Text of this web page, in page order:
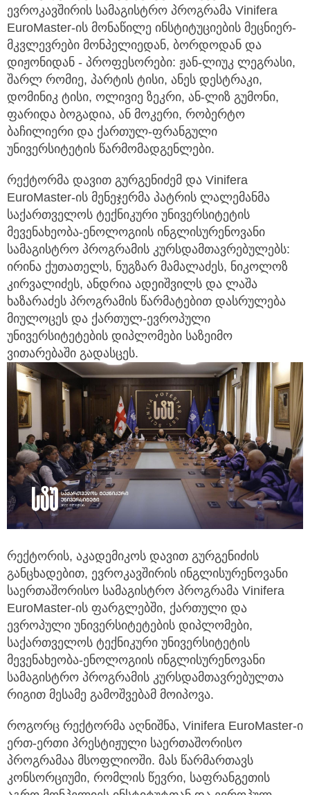
ევროკავშირის სამაგისტრო პროგრამა Vinifera
EuroMaster-ის მონაწილე ინსტიტუციების მეცნიერ-
მკვლევრები მონპელიედან, ბორდოდან და
დიჟონიდან - პროფესორები: ჟან-ლიუკ ლეგრასი,
შარლ რომიე, პარტის ტისი, ანეს დესტრაკი,
დომინიკ ტისი, ოლივიე ზეკრი, ან-ლიზ გუმონი,
ფარიდა ბოგადია, ან მოკერი, რობერტო
ბაჩილიერი და ქართულ-ფრანგული
უნივერსიტეტის წარმომადგენლები.
რექტორმა დავით გურგენიძემ და Vinifera
EuroMaster-ის მენეჯერმა პატრის ლალემანმა
საქართველოს ტექნიკური უნივერსიტეტის
მევენახეობა-ენოლოგიის ინგლისურენოვანი
სამაგისტრო პროგრამის კურსდამთავრებულებს:
ირინა ქუთათელს, ნუგზარ მამალაძეს, ნიკოლოზ
კირვალიძეს, ანდრია ადეიშვილს და ლაშა
ხაზარაძეს პროგრამის წარმატებით დასრულება
მიულოცეს და ქართულ-ევროპული
უნივერსიტეტების დიპლომები საზეიმო
ვითარებაში გადასცეს.
რექტორის, აკადემიკოს დავით გურგენიძის
განცხადებით, ევროკავშირის ინგლისურენოვანი
საერთაშორისო სამაგისტრო პროგრამა Vinifera
EuroMaster-ის ფარგლებში, ქართული და
ევროპული უნივერსიტეტების დიპლომები,
საქართველოს ტექნიკური უნივერსიტეტის
მევენახეობა-ენოლოგიის ინგლისურენოვანი
სამაგისტრო პროგრამის კურსდამთავრებულთა
რიგით მესამე გამოშვებამ მოიპოვა.
როგორც რექტორმა აღნიშნა, Vinifera EuroMaster-ი
ერთ-ერთი პრესტიჟული საერთაშორისო
პროგრამაა მსოფლიოში. მას წარმართავს
კონსორციუმი, რომლის წევრი, საფრანგეთის